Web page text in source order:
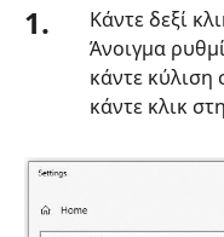
1.
Κάντε δεξί
Άνοιγμα
κάντε κύλιση
κάντε κλικ